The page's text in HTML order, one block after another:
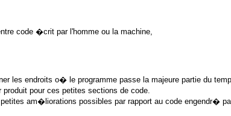
code �crit par l'homme ou la machine,
les endroits o� le programme passe la majeure partie du
pour ces petites sections de code.
am�liorations possibles par rapport au code engendr�